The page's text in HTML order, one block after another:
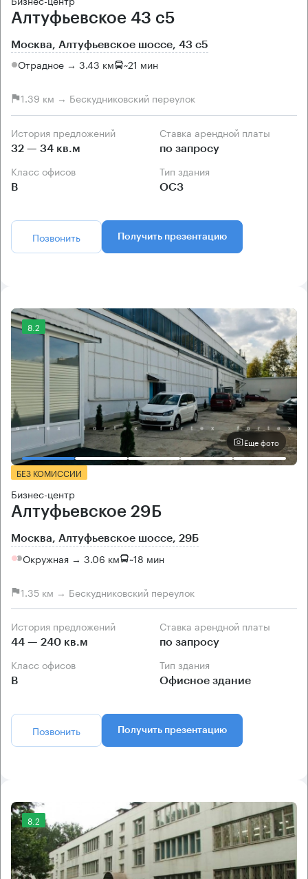
Алтуфьевское 43 с5
Москва, Алтуфьевское шоссе, 43 с5
Отрадное → 3.43 км ~21 мин
1.39 км → Бескудниковский переулок
История предложений
32 — 34 кв.м
Ставка арендной платы
по запросу
Класс офисов
B
Тип здания
ОСЗ
Позвонить Получить презентацию
8.2
Еще фото
БЕЗ КОМИССИИ
Бизнес-центр
Алтуфьевское 29Б
Москва, Алтуфьевское шоссе, 29Б
Окружная → 3.06 км ~18 мин
1.35 км → Бескудниковский переулок
История предложений
44 — 240 кв.м
Ставка арендной платы
по запросу
Класс офисов
B
Тип здания
Офисное здание
Позвонить Получить презентацию
8.2